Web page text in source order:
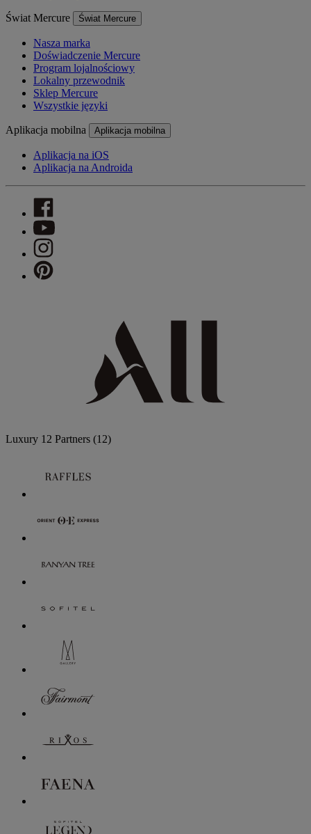
Świat Mercure Świat Mercure
Nasza marka
Doświadczenie Mercure
Program lojalnościowy
Lokalny przewodnik
Sklep Mercure
Wszystkie języki
Aplikacja mobilna Aplikacja mobilna
Aplikacja na iOS
Aplikacja na Androida
Luxury 12 Partners (12)